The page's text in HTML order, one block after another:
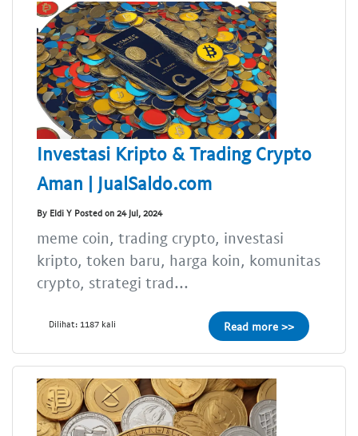
Investasi Kripto & Trading Crypto
Aman | JualSaldo.com
By Eldi Y Posted on 24 Jul, 2024
meme coin, trading crypto, investasi
kripto, token baru, harga koin, komunitas
crypto, strategi trad...
Dilihat: 1187 kali Read more >>